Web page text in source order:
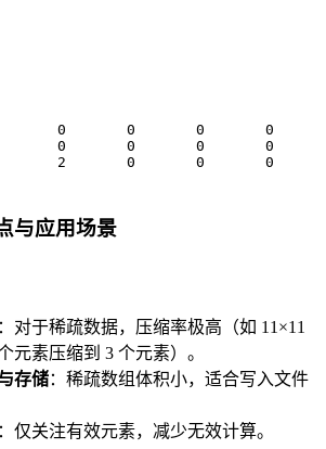
与应用场景
：对于稀疏数据，压缩率极高（如 11×11
元素压缩到 3 个元素）。
存储：稀疏数组体积小，适合写入文件
：仅关注有效元素，减少无效计算。